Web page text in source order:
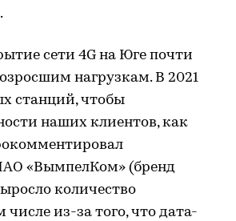
сети 4G на Юге почти
нагрузкам. В 2021
станций, чтобы
наших клиентов, как
«ВымпелКом» (бренд
количество
числе из-за того, что дата-